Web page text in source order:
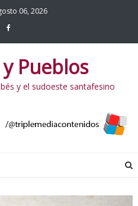
06, 2026
Pueblos
y el sudoeste santafesino